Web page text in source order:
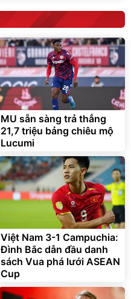
MU sẵn sàng trả thẳng
21,7 triệu bảng chiêu mộ
Lucumi
Việt Nam 3-1 Campuchia:
Đình Bắc dẫn đầu danh
sách Vua phá lưới ASEAN
Cup